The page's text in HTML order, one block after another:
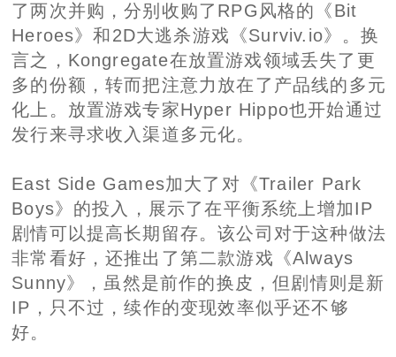
了两次并购，分别收购了RPG风格的《Bit
Heroes》和2D大逃杀游戏《Surviv.io》。换
言之，Kongregate在放置游戏领域丢失了更
多的份额，转而把注意力放在了产品线的多元
化上。放置游戏专家Hyper Hippo也开始通过
发行来寻求收入渠道多元化。
East Side Games加大了对《Trailer Park
Boys》的投入，展示了在平衡系统上增加IP
剧情可以提高长期留存。该公司对于这种做法
非常看好，还推出了第二款游戏《Always
Sunny》，虽然是前作的换皮，但剧情则是新
IP，只不过，续作的变现效率似乎还不够
好。